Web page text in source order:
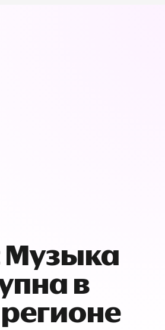
Музыка
в